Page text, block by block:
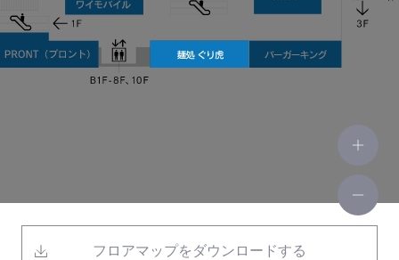
金子眼鏡店
ソフトバンク/ワイモバイル
フロアマップをダウンロードする